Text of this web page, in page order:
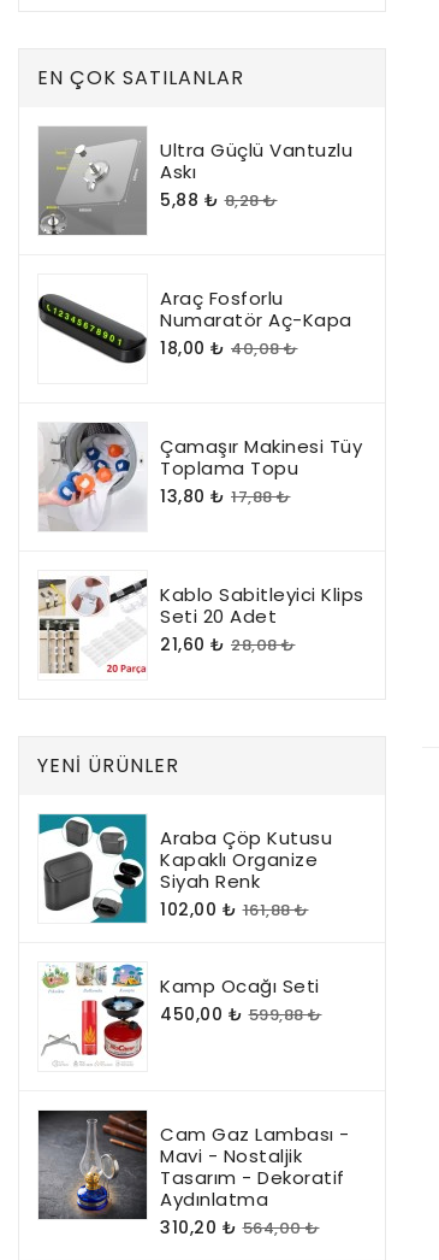
EN ÇOK SATILANLAR
Ultra Güçlü Vantuzlu
Askı
5,88 ₺ 8,28 ₺
Araç Fosforlu
Numaratör Aç-Kapa
18,00 ₺ 40,08 ₺
Çamaşır Makinesi Tüy
Toplama Topu
13,80 ₺ 17,88 ₺
Kablo Sabitleyici Klips
Seti 20 Adet
21,60 ₺ 28,08 ₺
YENI ÜRÜNLER
Araba Çöp Kutusu
Kapaklı Organize
Siyah Renk
102,00 ₺ 161,88 ₺
Kamp Ocağı Seti
450,00 ₺ 599,88 ₺
Cam Gaz Lambası -
Mavi - Nostaljik
Tasarım - Dekoratif
Aydınlatma
310,20 ₺ 564,00 ₺